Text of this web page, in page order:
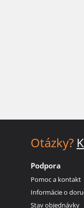
Otázky?
Podpora
Pomoc a kontakt
Informácie o
Stav objednávky